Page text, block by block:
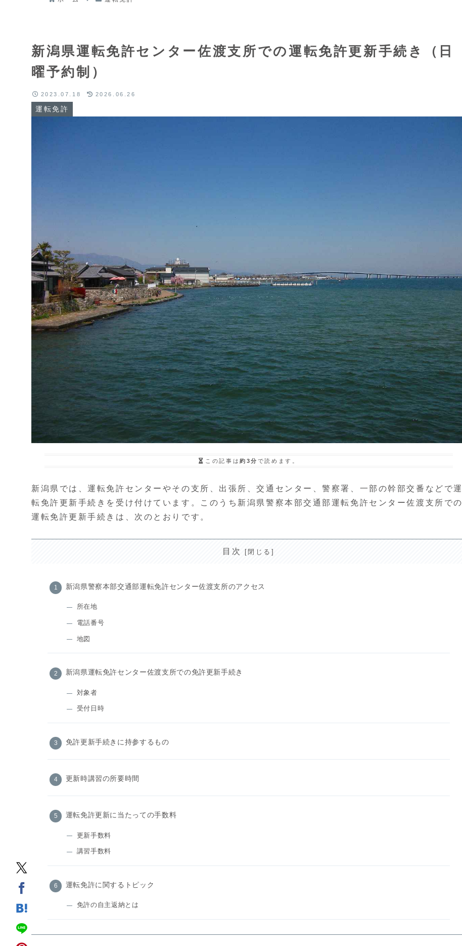
新潟県運転免許センター佐渡支所での運転免許更新手続き（日
曜予約制）
運転免許
2023.07.18 2026.06.26
この記事は約3分 で読めます。
新潟県では、運転免許センターやその支所、出張所、交通センター、警察署、一部の幹部交番などで運
転免許更新手続きを受け付けています。このうち新潟県警察本部交通部運転免許センター佐渡支所での
運転免許更新手続きは、次のとおりです。
目次
新潟県警察本部交通部運転免許センター佐渡支所のアクセス
所在地
電話番号
地図
新潟県運転免許センター佐渡支所での免許更新手続き
対象者
受付日時
免許更新手続きに持参するもの
更新時講習の所要時間
運転免許更新に当たっての手数料
更新手数料
講習手数料
運転免許に関するトピック
免許の自主返納とは